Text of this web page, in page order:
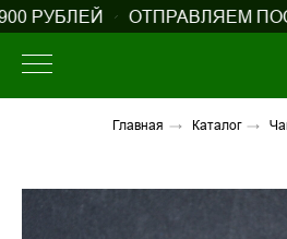
РУБЛЕЙ ОТПРАВЛЯЕМ
Главная → Каталог →